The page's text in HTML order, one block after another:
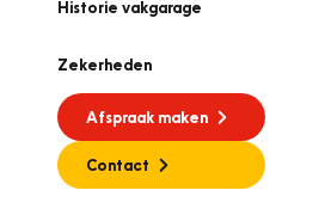
Historie vakgarage
Zekerheden
Afspraak maken
Contact